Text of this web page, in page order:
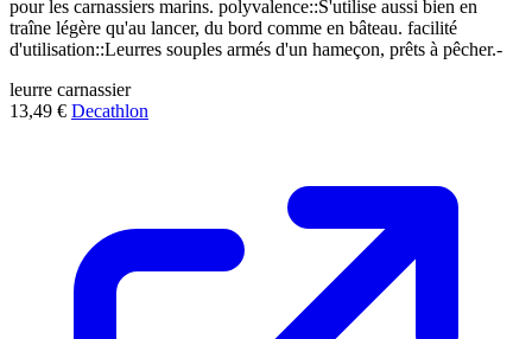
pour les carnassiers marins. polyvalence::S'utilise aussi bien en
traîne légère qu'au lancer, du bord comme en bâteau. facilité
d'utilisation::Leurres souples armés d'un hameçon, prêts à pêcher.-
leurre carnassier
13,49 € Decathlon